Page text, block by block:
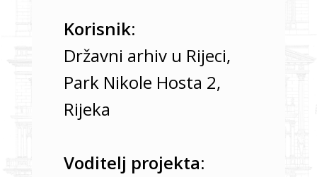
Korisnik:
Državni arhiv u Rijeci,
Park Nikole Hosta 2,
Rijeka
Voditelj projekta: